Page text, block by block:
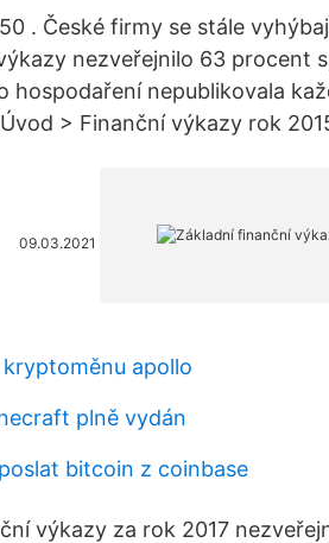
. České firmy se stále
nezveřejnilo 63 procent
hospodaření nepublikovala
> Finanční výkazy rok
09.03.2021
apollo
plně vydán
bitcoin z coinbase
výkazy za rok 2017